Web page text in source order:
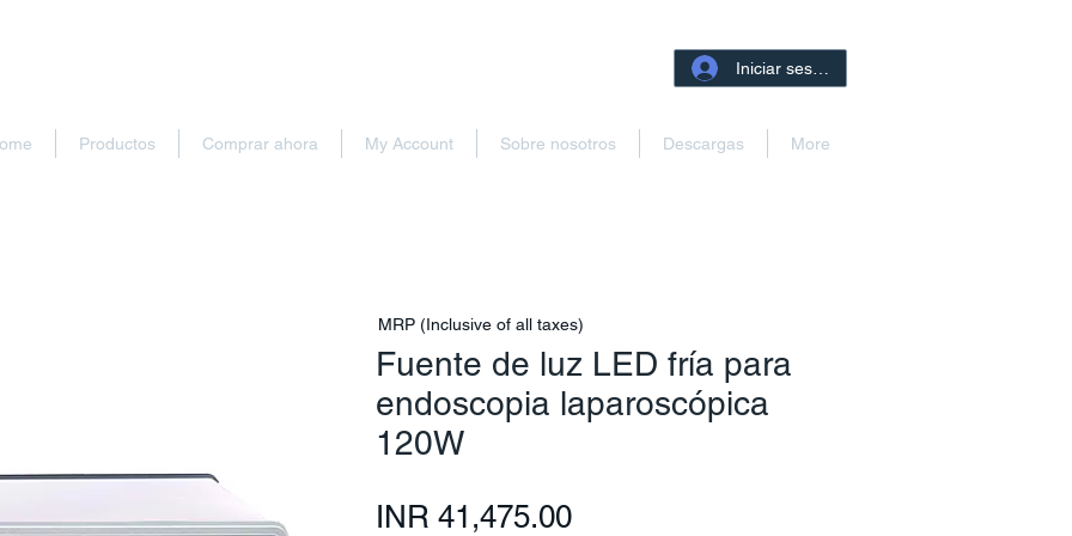
Iniciar sesión
Productos Comprar ahora My Account Sobre nosotros Descargas More
Fuente de luz LED fría para
endoscopia laparoscópica
120W
INR 41,475.00Precio
MRP (Inclusive of all taxes)